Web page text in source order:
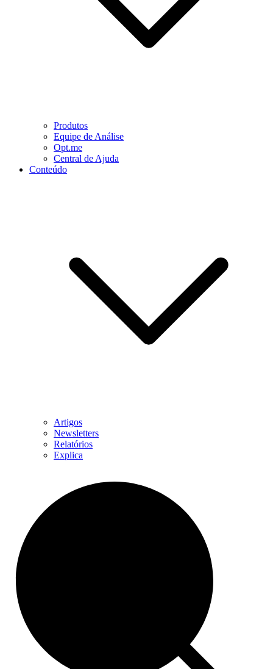
Produtos
Equipe de Análise
Opt.me
Central de Ajuda
Conteúdo
Artigos
Newsletters
Relatórios
Explica